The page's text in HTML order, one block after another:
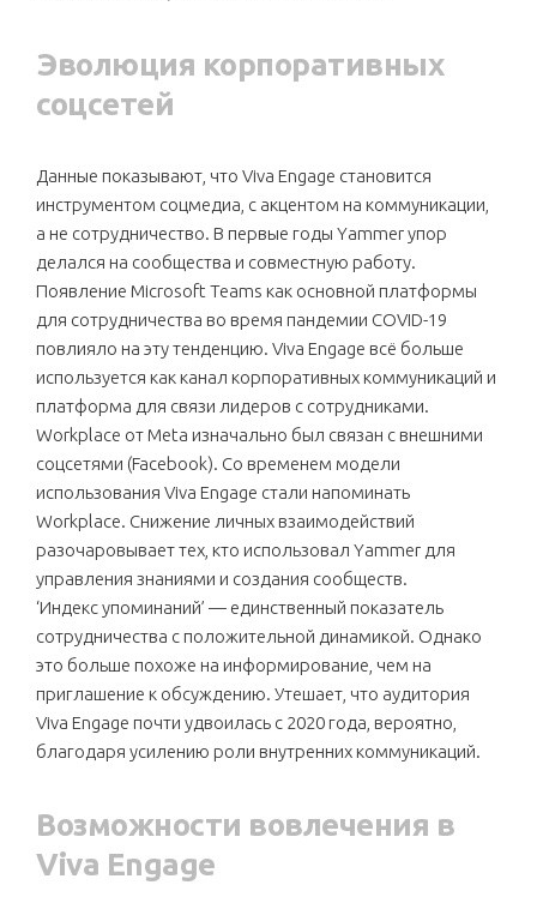
Эволюция корпоративных
соцсетей
Данные показывают, что Viva Engage становится
инструментом соцмедиа, с акцентом на коммуникации,
а не сотрудничество. В первые годы Yammer упор
делался на сообщества и совместную работу.
Появление Microsoft Teams как основной платформы
для сотрудничества во время пандемии COVID-19
повлияло на эту тенденцию. Viva Engage всё больше
используется как канал корпоративных коммуникаций и
платформа для связи лидеров с сотрудниками.
Workplace от Meta изначально был связан с внешними
соцсетями (Facebook). Со временем модели
использования Viva Engage стали напоминать
Workplace. Снижение личных взаимодействий
разочаровывает тех, кто использовал Yammer для
управления знаниями и создания сообществ.
‘Индекс упоминаний’ — единственный показатель
сотрудничества с положительной динамикой. Однако
это больше похоже на информирование, чем на
приглашение к обсуждению. Утешает, что аудитория
Viva Engage почти удвоилась с 2020 года, вероятно,
благодаря усилению роли внутренних коммуникаций.
Возможности вовлечения в
Viva Engage